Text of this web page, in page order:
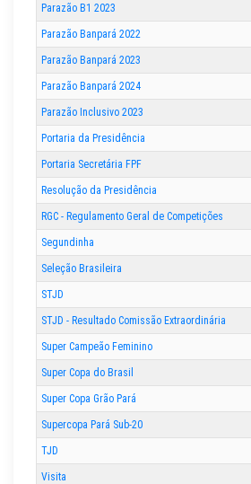
Parazão B1 2023
Parazão Banpará 2022
Parazão Banpará 2023
Parazão Banpará 2024
Parazão Inclusivo 2023
Portaria da Presidência
Portaria Secretária FPF
Resolução da Presidência
RGC - Regulamento Geral de Competições
Segundinha
Seleção Brasileira
STJD
STJD - Resultado Comissão Extraordinária
Super Campeão Feminino
Super Copa do Brasil
Super Copa Grão Pará
Supercopa Pará Sub-20
TJD
Visita